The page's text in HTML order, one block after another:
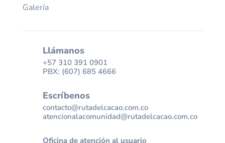
Galería
Llámanos
+57 310 391 0901
PBX: (607) 685 4666
Escríbenos
contacto@rutadelcacao.com.co
atencionalacomunidad@rutadelcacao.com.co
Oficina de atención al usuario